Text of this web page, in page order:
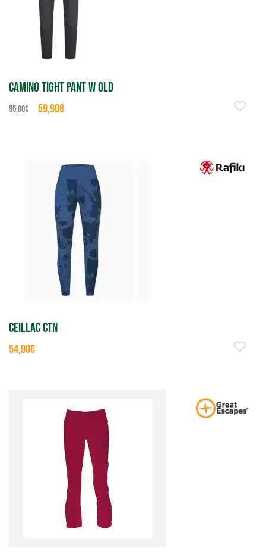
CAMINO TIGHT PANT W OLD
95,00€ 59,90€
CEILLAC CTN
54,90€